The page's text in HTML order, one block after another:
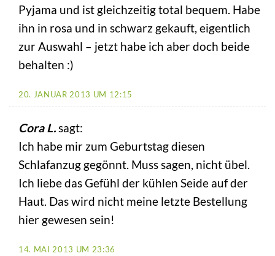
Pyjama und ist gleichzeitig total bequem. Habe
ihn in rosa und in schwarz gekauft, eigentlich
zur Auswahl – jetzt habe ich aber doch beide
behalten :)
20. JANUAR 2013 UM 12:15
Cora L.sagt:
Ich habe mir zum Geburtstag diesen
Schlafanzug gegönnt. Muss sagen, nicht übel.
Ich liebe das Gefühl der kühlen Seide auf der
Haut. Das wird nicht meine letzte Bestellung
hier gewesen sein!
14. MAI 2013 UM 23:36